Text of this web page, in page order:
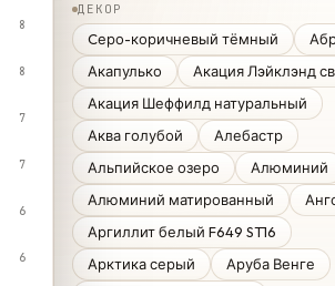
8
8
7
7
6
6
ДЕКОР
Cеро-коричневый тёмный
Акапулько
Акация Лэйклэнд
Акация Шеффилд натуральный
Аква голубой
Алебастр
Альпийское озеро
Алюминий
Алюминий матированный
Аргиллит белый F649 ST16
Арктика серый
Аруба Венге